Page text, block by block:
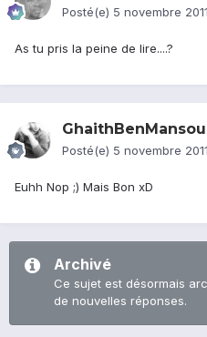
Posté(e) 5 novembre 2011
As tu pris la peine de lire....?
Posté(e) 5 novembre 2011
Euhh Nop ;) Mais Bon xD
Archivé
Ce sujet est désormais
de nouvelles réponses.